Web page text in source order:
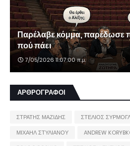
Παρέλαβε κόμμα, παρέδωσε
πού πάει
7/05/2026 11:07:00 π.μ.
ΑΡΘΡΟΓΡΑΦΟΙ
ΣΤΡΑΤΗΣ ΜΑΖΙΔΗΣ ΣΤΕΛΙΟΣ
ΜΙΧΑΗΛ ΣΤΥΛΙΑΝΟΥ
ANDREW